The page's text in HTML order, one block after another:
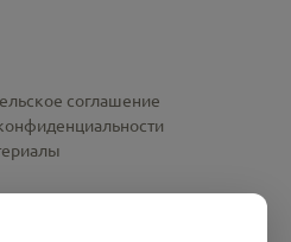
соглашение